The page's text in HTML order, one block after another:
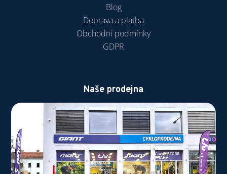
Blog
Doprava a platba
Obchodní podmínky
GDPR
Naše prodejna